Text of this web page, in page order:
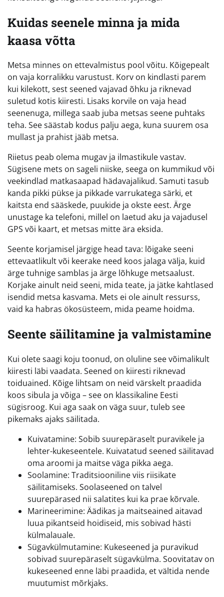
Kuidas seenele minna ja mida
kaasa võtta
Metsa minnes on ettevalmistus pool võitu. Kõigepealt
on vaja korralikku varustust. Korv on kindlasti parem
kui kilekott, sest seened vajavad õhku ja riknevad
suletud kotis kiiresti. Lisaks korvile on vaja head
seenenuga, millega saab juba metsas seene puhtaks
teha. See säästab kodus palju aega, kuna suurem osa
mullast ja prahist jääb metsa.
Riietus peab olema mugav ja ilmastikule vastav.
Sügisene mets on sageli niiske, seega on kummikud või
veekindlad matkasaapad hädavajalikud. Samuti tasub
kanda pikki pükse ja pikkade varrukatega särki, et
kaitsta end sääskede, puukide ja okste eest. Ärge
unustage ka telefoni, millel on laetud aku ja vajadusel
GPS või kaart, et metsas mitte ära eksida.
Seente korjamisel järgige head tava: lõigake seeni
ettevaatlikult või keerake need koos jalaga välja, kuid
ärge tuhnige samblas ja ärge lõhkuge metsaalust.
Korjake ainult neid seeni, mida teate, ja jätke kahtlased
isendid metsa kasvama. Mets ei ole ainult ressurss,
vaid ka habras ökosüsteem, mida peame hoidma.
Seente säilitamine ja valmistamine
Kui olete saagi koju toonud, on oluline see võimalikult
kiiresti läbi vaadata. Seened on kiiresti riknevad
toiduained. Kõige lihtsam on neid värskelt praadida
koos sibula ja võiga – see on klassikaline Eesti
sügisroog. Kui aga saak on väga suur, tuleb see
pikemaks ajaks säilitada.
Kuivatamine: Sobib suurepäraselt puravikele ja
lehter-kukeseentele. Kuivatatud seened säilitavad
oma aroomi ja maitse väga pikka aega.
Soolamine: Traditsiooniline viis riisikate
säilitamiseks. Soolaseened on talvel
suurepärased nii salatites kui ka prae kõrvale.
Marineerimine: Äädikas ja maitseained aitavad
luua pikantseid hoidiseid, mis sobivad hästi
külmalauale.
Sügavkülmutamine: Kukeseened ja puravikud
sobivad suurepäraselt sügavkülma. Soovitatav on
kukeseened enne läbi praadida, et vältida nende
muutumist mõrkjaks.